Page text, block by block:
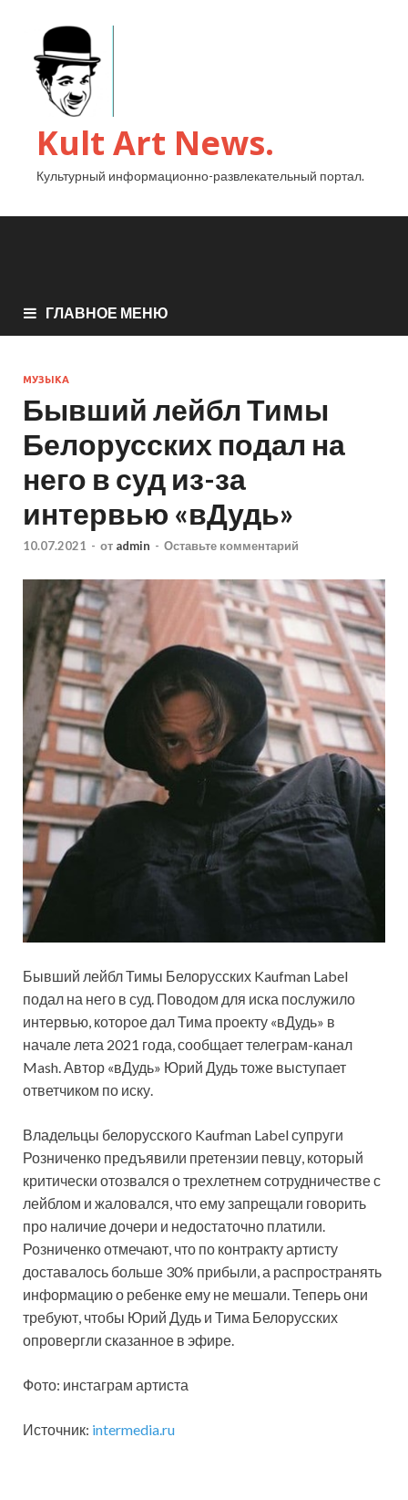
Kult Art News.
Культурный информационно-развлекательный портал.
ГЛАВНОЕ МЕНЮ
МУЗЫКА
Бывший лейбл Тимы
Белорусских подал на
него в суд из-за
интервью «вДудь»
10.07.2021 - от admin - Оставьте комментарий
Бывший лейбл Тимы Белорусских Kaufman Label
подал на него в суд. Поводом для иска послужило
интервью, которое дал Тима проекту «вДудь» в
начале лета 2021 года, сообщает телеграм-канал
Mash. Автор «вДудь» Юрий Дудь тоже выступает
ответчиком по иску.
Владельцы белорусского Kaufman Label супруги
Розниченко предъявили претензии певцу, который
критически отозвался о трехлетнем сотрудничестве с
лейблом и жаловался, что ему запрещали говорить
про наличие дочери и недостаточно платили.
Розниченко отмечают, что по контракту артисту
доставалось больше 30% прибыли, а распространять
информацию о ребенке ему не мешали. Теперь они
требуют, чтобы Юрий Дудь и Тима Белорусских
опровергли сказанное в эфире.
Фото: инстаграм артиста
Источник: intermedia.ru